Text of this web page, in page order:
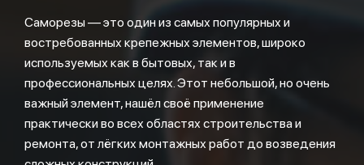
Саморезы — это один из самых популярных и
востребованных крепежных элементов, широко
используемых как в бытовых, так и в
профессиональных целях. Этот небольшой, но очень
важный элемент, нашёл своё применение
практически во всех областях строительства и
ремонта, от лёгких монтажных работ до возведения